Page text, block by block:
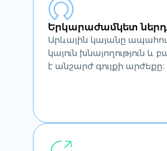
Երկարաժամկետ
Արևային կայանը
կայուն խնայողություն և
է անշարժ գույքի արժեքը։